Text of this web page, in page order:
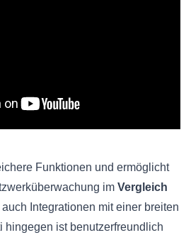
Funktionen und ermöglicht
im Vergleich
Integrationen mit einer breiten
hingegen ist benutzerfreundlich